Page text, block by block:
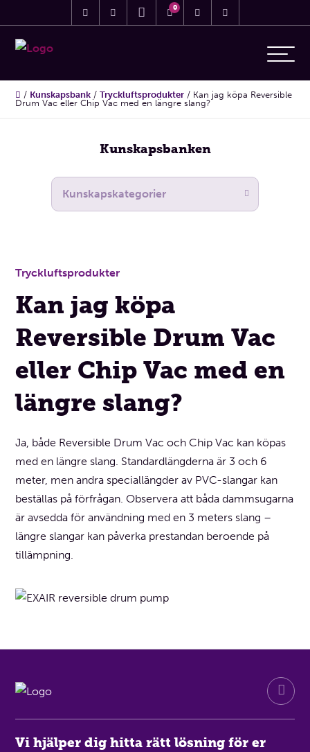
0
/ Kunskapsbank /Tryckluftsprodukter / Kan jag köpa Reversible
Drum Vac eller Chip Vac med en längre slang?
Kunskapsbanken
Tryckluftsprodukter
Kan jag köpa
Reversible Drum Vac
eller Chip Vac med en
längre slang?
Ja, både Reversible Drum Vac och Chip Vac kan köpas
med en längre slang. Standardlängderna är 3 och 6
meter, men andra speciallängder av PVC-slangar kan
beställas på förfrågan. Observera att båda dammsugarna
är avsedda för användning med en 3 meters slang –
längre slangar kan påverka prestandan beroende på
tillämpning.
Vi hjälper dig hitta rätt lösning för er